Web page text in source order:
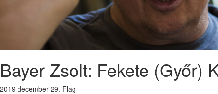
Bayer Zsolt: Fekete (Győr)
2019 december 29. Flag